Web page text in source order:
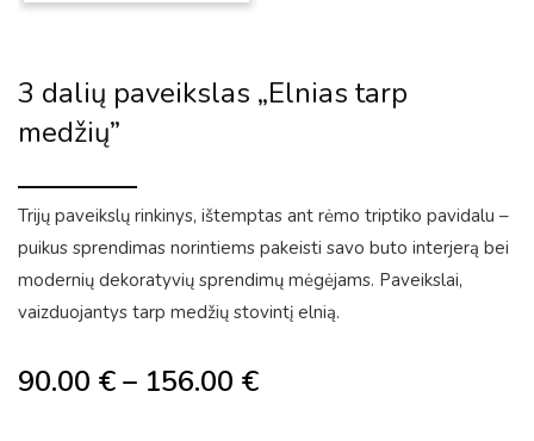
3 dalių paveikslas „Elnias tarp
medžių”
Trijų paveikslų rinkinys, ištemptas ant rėmo triptiko pavidalu –
puikus sprendimas norintiems pakeisti savo buto interjerą bei
modernių dekoratyvių sprendimų mėgėjams. Paveikslai,
vaizduojantys tarp medžių stovintį elnią.
90.00 €– 156.00 €